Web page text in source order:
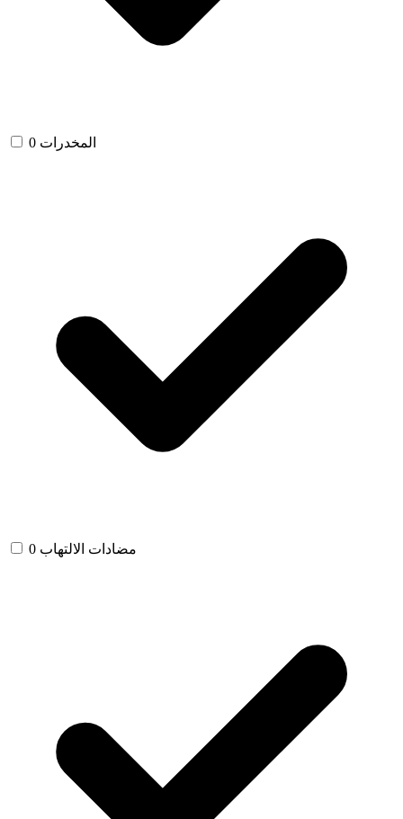
المخدرات 0
مضادات الالتهاب 0